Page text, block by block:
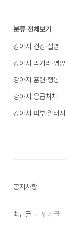
분류 전체보기
강아지 건강·질병
강아지 먹거리·영양
강아지 훈련·행동
강아지 응급처치
강아지 피부·알러지
공지사항
최근글 인기글